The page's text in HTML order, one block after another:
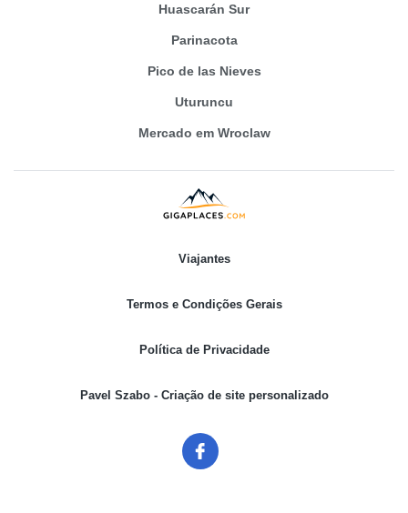
Huascarán Sur
Parinacota
Pico de las Nieves
Uturuncu
Mercado em Wroclaw
Viajantes
Termos e Condições Gerais
Política de Privacidade
Pavel Szabo - Criação de site personalizado